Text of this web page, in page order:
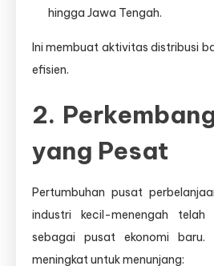
hingga Jawa Tengah.
Ini membuat aktivitas distribusi
efisien.
2.
yang Pesat
Pertumbuhan pusat
industri kecil-menengah telah
sebagai pusat ekonomi baru.
meningkat untuk menunjang: